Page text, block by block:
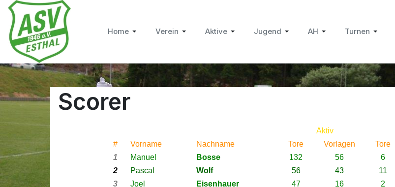
Home Verein Aktive Jugend AH Turnen
Scorer
Aktiv
#
Vorname Nachname Tore Vorlagen Tore
1
Manuel Bosse 132 56 6
2
Pascal Wolf 56 43 11
3
Joel Eisenhauer 47 16 2